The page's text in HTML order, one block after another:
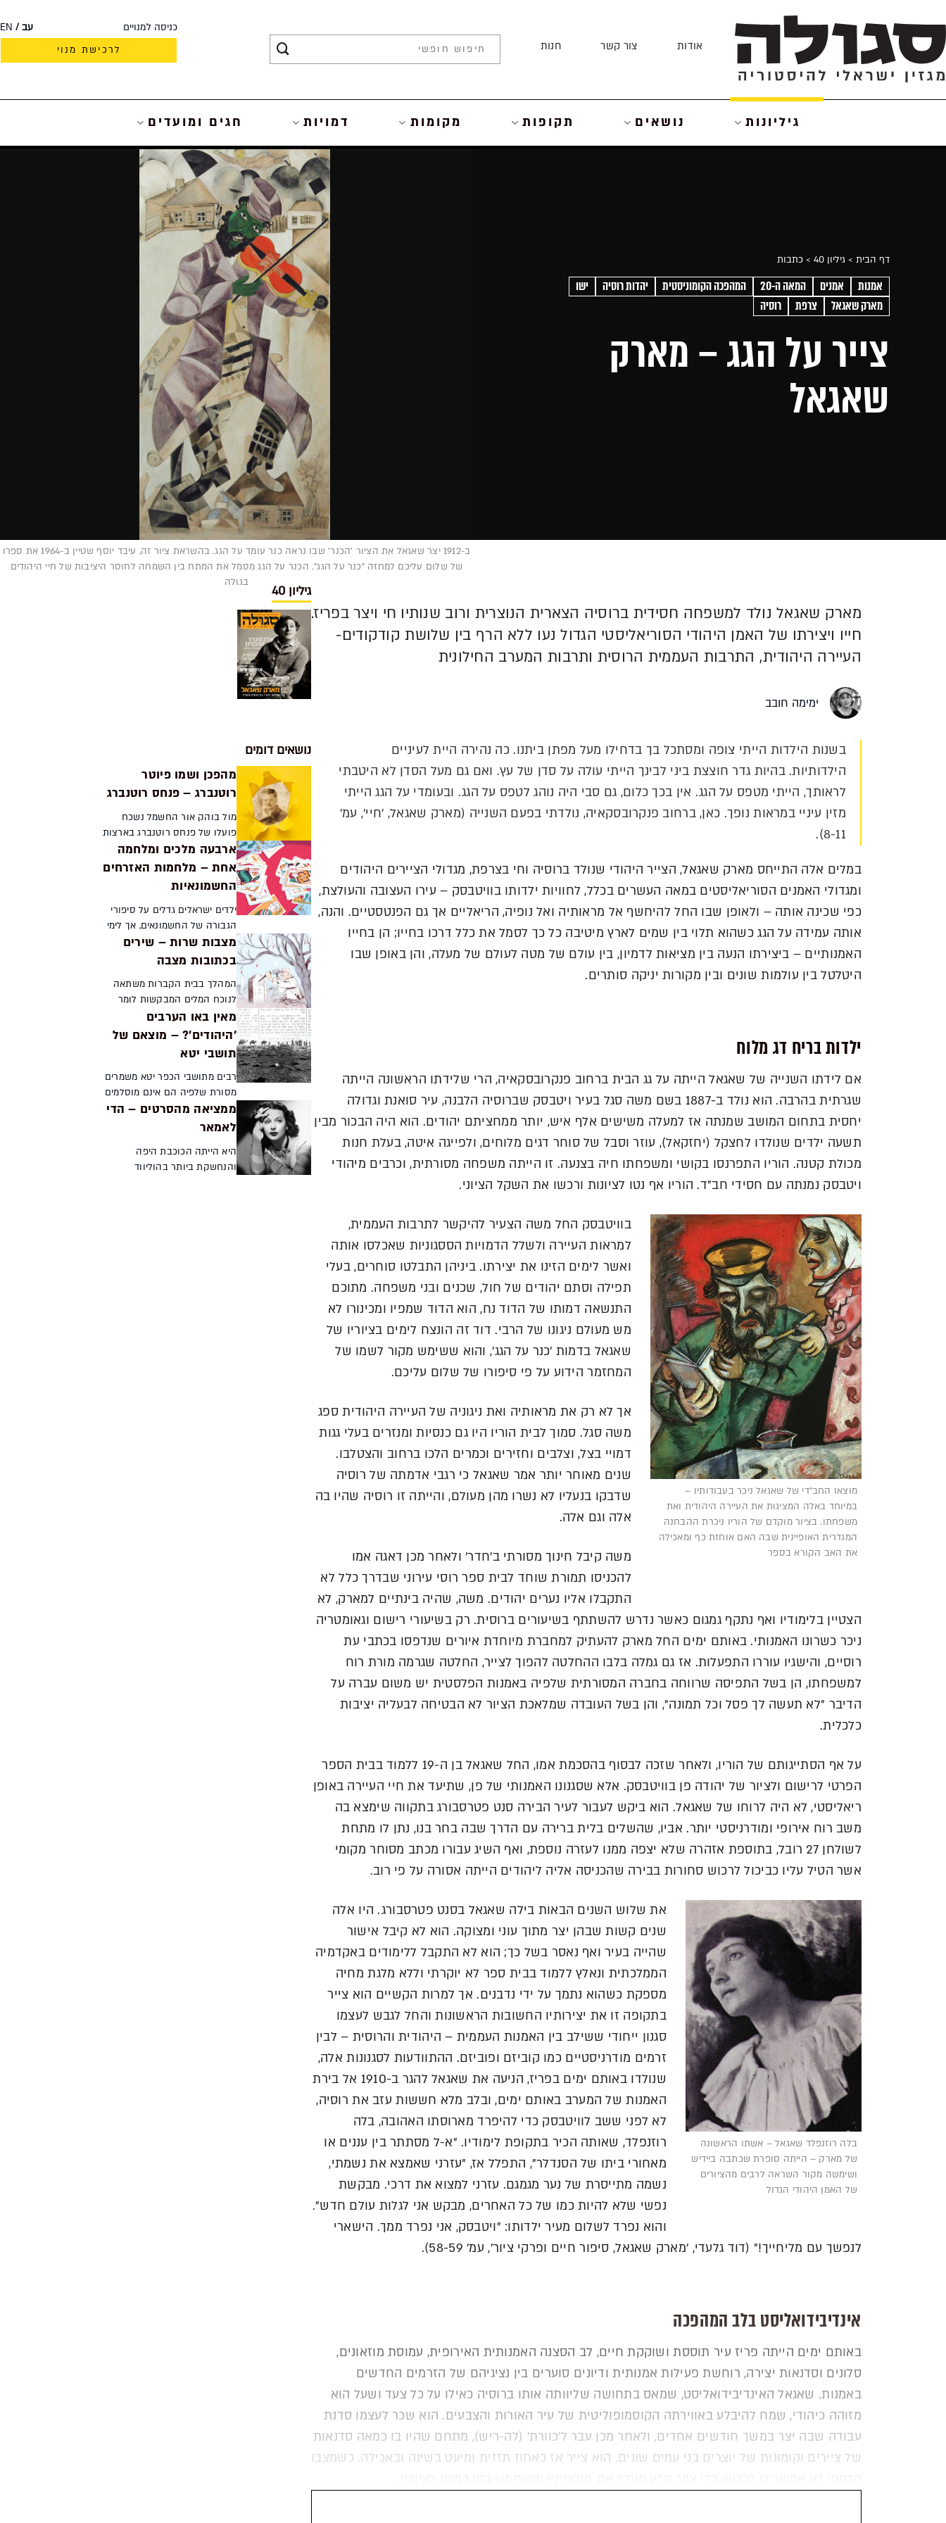
to
content
אודות צור קשר חנות
כניסה למנויים עב
EN
לרכישת מנוי
גיליונות נושאים תקופות מקומות דמויות חגים ומועדים
דף הבית > גיליון 40 > כתבות
אמנות אמנים המאה ה-20 המהפכה הקומוניסטית יהדות רוסיה
ישו
מארק שאגאל
צרפת רוסיה
צייר על הגג – מארק
שאגאל
ב-1912 יצר שאגאל את הציור 'הכנר' שבו נראה כנר עומד על הגג. בהשראת ציור זה, עיבד יוסף שטיין ב-1964 את ספרו
של שלום עליכם למחזה "כנר על הגג". הכנר על הגג מסמל את המתח בין השמחה לחוסר היציבות של חיי היהודים
בגולה
מארק שאגאל נולד למשפחה חסידית ברוסיה הצארית הנוצרית ורוב שנותיו חי ויצר בפריז.
חייו ויצירתו של האמן היהודי הסוריאליסטי הגדול נעו ללא הרף בין שלושת קודקודים-
העיירה היהודית, התרבות העממית הרוסית ותרבות המערב החילונית
ימימה חובב
בשנות הילדות הייתי צופה ומסתכל בך בדחילו מעל מפתן ביתנו. כה נהירה היית לעיניים
הילדותיות. בהיות גדר חוצצת ביני לבינך הייתי עולה על סדן של עץ. ואם גם מעל הסדן לא היטבתי
לראותך, הייתי מטפס על הגג. אין בכך כלום, גם סבי היה נוהג לטפס על הגג. ובעומדי על הגג הייתי
מזין עיניי במראות נופך. כאן, ברחוב פנקרובסקאיה, נולדתי בפעם השנייה (מארק שאגאל, 'חיי', עמ'
8-11).
במלים אלה התייחס מארק שאגאל, הצייר היהודי שנולד ברוסיה וחי בצרפת, מגדולי הציירים היהודים
ומגדולי האמנים הסוריאליסטים במאה העשרים בכלל, לחוויות ילדותו בוויטבסק – עירו העצובה והעולצת,
כפי שכינה אותה – ולאופן שבו החל להיחשף אל מראותיה ואל נופיה, הריאליים אך גם הפנטסטיים. והנה,
אותה עמידה על הגג כשהוא תלוי בין שמים לארץ מיטיבה כל כך לסמל את כלל דרכו בחייו; הן בחייו
האמנותיים – ביצירתו הנעה בין מציאות לדמיון, בין עולם של מטה לעולם של מעלה, והן באופן שבו
היטלטל בין עולמות שונים ובין מקורות יניקה סותרים.
ילדות בריח דג מלוח
אם לידתו השנייה של שאגאל הייתה על גג הבית ברחוב פנקרובסקאיה, הרי שלידתו הראשונה הייתה
שגרתית בהרבה. הוא נולד ב-1887 בשם משה סגל בעיר ויטבסק שברוסיה הלבנה, עיר סואנת וגדולה
יחסית בתחום המושב שמנתה אז למעלה משישים אלף איש, יותר ממחציתם יהודים. הוא היה הבכור מבין
תשעה ילדים שנולדו לחצקל (יחזקאל), עוזר וסבל של סוחר דגים מלוחים, ולפייגה איטה, בעלת חנות
מכולת קטנה. הוריו התפרנסו בקושי ומשפחתו חיה בצנעה. זו הייתה משפחה מסורתית, וכרבים מיהודי
ויטבסק נמנתה עם חסידי חב"ד. הוריו אף נטו לציונות ורכשו את השקל הציוני.
מוצאו החב"די של שאגאל ניכר בעבודותיו –
במיוחד באלה המציגות את העיירה היהודית ואת
משפחתו. בציור מוקדם של הוריו ניכרת ההבחנה
המגדרית האופיינית שבה האם אוחזת כף ומאכילה
את האב הקורא בספר
בוויטבסק החל משה הצעיר להיקשר לתרבות העממית,
למראות העיירה ולשלל הדמויות הססגוניות שאכלסו אותה
ואשר לימים הזינו את יצירתו. ביניהן התבלטו סוחרים, בעלי
תפילה וסתם יהודים של חול, שכנים ובני משפחה. מתוכם
התנשאה דמותו של הדוד נח, הוא הדוד שמפיו ומכינורו לא
מש מעולם ניגונו של הרבי. דוד זה הונצח לימים בציוריו של
שאגאל בדמות 'כנר על הגג', והוא ששימש מקור לשמו של
המחזמר הידוע על פי סיפורו של שלום עליכם.
אך לא רק את מראותיה ואת ניגוניה של העיירה היהודית ספג
משה סגל. סמוך לבית הוריו היו גם כנסיות ומנזרים בעלי גגות
דמויי בצל, וצלבים וחזירים וכמרים הלכו ברחוב והצטלבו.
שנים מאוחר יותר אמר שאגאל כי רגבי אדמתה של רוסיה
שדבקו בנעליו לא נשרו מהן מעולם, והייתה זו רוסיה שהיו בה
אלה וגם אלה.
משה קיבל חינוך מסורתי ב'חדר' ולאחר מכן דאגה אמו
להכניסו תמורת שוחד לבית ספר רוסי עירוני שבדרך כלל לא
התקבלו אליו נערים יהודים. משה, שהיה בינתיים למארק, לא
הצטיין בלימודיו ואף נתקף גמגום כאשר נדרש להשתתף בשיעורים ברוסית. רק בשיעורי רישום וגאומטריה
ניכר כשרונו האמנותי. באותם ימים החל מארק להעתיק למחברת מיוחדת איורים שנדפסו בכתבי עת
רוסיים, והישגיו עוררו התפעלות. אז גם גמלה בלבו ההחלטה להפוך לצייר, החלטה שגרמה מורת רוח
למשפחתו, הן בשל התפיסה שרווחה בחברה המסורתית שלפיה באמנות הפלסטית יש משום עברה על
הדיבר "לא תעשה לך פסל וכל תמונה", והן בשל העובדה שמלאכת הציור לא הבטיחה לבעליה יציבות
כלכלית.
על אף הסתייגותם של הוריו, ולאחר שזכה לבסוף בהסכמת אמו, החל שאגאל בן ה-19 ללמוד בבית הספר
הפרטי לרישום ולציור של יהודה פן בוויטבסק. אלא שסגנונו האמנותי של פן, שתיעד את חיי העיירה באופן
ריאליסטי, לא היה לרוחו של שאגאל. הוא ביקש לעבור לעיר הבירה סנט פטרסבורג בתקווה שימצא בה
משב רוח אירופי ומודרניסטי יותר. אביו, שהשלים בלית ברירה עם הדרך שבה בחר בנו, נתן לו מתחת
לשולחן 27 רובל, בתוספת אזהרה שלא יצפה ממנו לעזרה נוספת, ואף השיג עבורו מכתב מסוחר מקומי
אשר הטיל עליו כביכול לרכוש סחורות בבירה שהכניסה אליה ליהודים הייתה אסורה על פי רוב.
בלה רוזנפלד שאגאל – אשתו הראשונה
של מארק – הייתה סופרת שכתבה ביידיש
ושימשה מקור השראה לרבים מהציורים
של האמן היהודי הגדול
את שלוש השנים הבאות בילה שאגאל בסנט פטרסבורג. היו אלה
שנים קשות שבהן יצר מתוך עוני ומצוקה. הוא לא קיבל אישור
שהייה בעיר ואף נאסר בשל כך; הוא לא התקבל ללימודים באקדמיה
הממלכתית ונאלץ ללמוד בבית ספר לא יוקרתי וללא מלגת מחיה
מספקת כשהוא נתמך על ידי נדבנים. אך למרות הקשיים הוא צייר
בתקופה זו את יצירותיו החשובות הראשונות והחל לגבש לעצמו
סגנון ייחודי ששילב בין האמנות העממית – היהודית והרוסית – לבין
זרמים מודרניסטיים כמו קוביזם ופוביזם. ההתוודעות לסגנונות אלה,
שנולדו באותם ימים בפריז, הניעה את שאגאל להגר ב-1910 אל בירת
האמנות של המערב באותם ימים, ובלב מלא חששות עזב את רוסיה,
לא לפני ששב לוויטבסק כדי להיפרד מארוסתו האהובה, בלה
רוזנפלד, שאותה הכיר בתקופת לימודיו. "א-ל מסתתר בין עננים או
מאחורי ביתו של הסנדלר", התפלל אז, "עזרני שאמצא את נשמתי,
נשמה מתייסרת של נער מגמגם. עזרני למצוא את דרכי. מבקשת
נפשי שלא להיות כמו של כל האחרים, מבקש אני לגלות עולם חדש".
והוא נפרד לשלום מעיר ילדותו: "ויטבסק, אני נפרד ממך. הישארי
לנפשך עם מליחייך!" (דוד גלעדי, 'מארק שאגאל, סיפור חיים ופרקי ציור', עמ' 58-59).
אינדיבידואליסט בלב המהפכה
באותם ימים הייתה פריז עיר תוססת ושוקקת חיים, לב הסצנה האמנותית האירופית, עמוסת מוזאונים,
סלונים וסדנאות יצירה, רוחשת פעילות אמנותית ודיונים סוערים בין נציגיהם של הזרמים החדשים
באמנות. שאגאל האינדיבידואליסט, שמאס בתחושה שליוותה אותו ברוסיה כאילו על כל צעד ושעל הוא
מזוהה כיהודי, שמח להיבלע באווירתה הקוסמופוליטית של עיר האורות והצבעים. הוא שכר לעצמו סדנת
עבודה שבה יצר במשך חודשים אחדים, ולאחר מכן עבר ל'כוורת' (לה-ריש), מתחם שהיו בו כמאה סדנאות
של ציירים וקומונות של יוצרים בני עמים שונים. הוא צייר אז כאחוז תזזית ומיעט בשינה ובאכילה. כשמצבו
גיליון 40
נושאים דומים
מהפכן ושמו פיוטר
רוטנברג – פנחס רוטנברג
מול בוהק אור החשמל נשכח
פועלו של פנחס רוטנברג בארצות
הצללים. הרבה לפני שהיה הזקן
מנהריים הוא היה צעיר מהפכן
ארבעה מלכים ומלחמה
אחת – מלחמות האזרחים
החשמונאיות
ילדים ישראלים גדלים על סיפורי
הגבורה של החשמונאים, אך לימי
מלכותם היה גם צד אפל. על רקע
הפילוג בין שתי אליטות תרבותיות
החשמונאים ...
מצבות שרות – שירים
בכתובות מצבה
המהלך בבית הקברות משתאה
לנוכח המלים המבקשות לומר
דבר מה שיש בו אחיזה בנצח.
שירים על גבי כתובות מצבה היו
האוחזים בעט. משוררי ההשכלה
העבר...
מאין באו הערבים
'היהודים'? – מוצאם של
תושבי יטא
רבים מתושבי הכפר יטא משמרים
מסורת שלפיה הם אינם מוסלמים
אלא יהודים. אפשרות זו הקסימה
ישראלים רבים. מהיכן הגיעו
דורון שר־אבי ...
ממציאה מהסרטים – הדי
לאמאר
היא הייתה הכוכבת היפה
והנחשקת ביותר בהוליווד